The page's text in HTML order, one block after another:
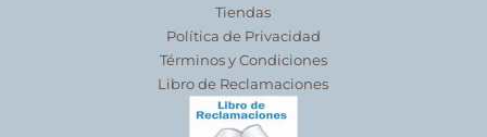
Tiendas
Política de Privacidad
Términos y Condiciones
Libro de Reclamaciones